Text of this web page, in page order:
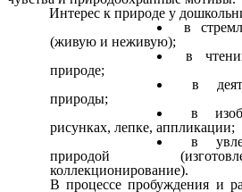
Интерес к природе у
в
(живую и неживую);
в
природе;
в
природы;
в
рисунках, лепке, аппликации;
в
природой
коллекционирование).
В процессе пробуждения и